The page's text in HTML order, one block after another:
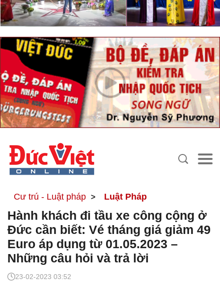
Cư trú - Luật pháp Luật Pháp
Hành khách đi tầu xe công cộng ở
Đức cần biết: Vé tháng giá giảm 49
Euro áp dụng từ 01.05.2023 –
Những câu hỏi và trả lời
23-02-2023 03:52